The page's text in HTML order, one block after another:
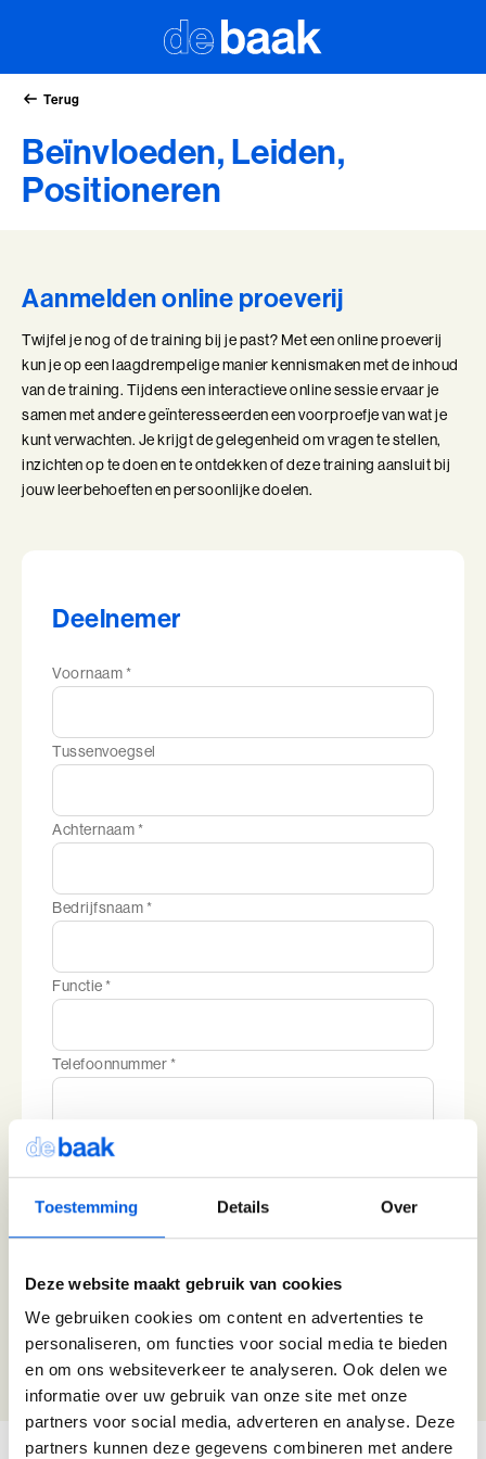
Toestemming Details Over
Deze website maakt gebruik van cookies
We gebruiken cookies om content en advertenties te
personaliseren, om functies voor social media te bieden
en om ons websiteverkeer te analyseren. Ook delen we
informatie over uw gebruik van onze site met onze
partners voor social media, adverteren en analyse. Deze
partners kunnen deze gegevens combineren met andere
Terug
Beïnvloeden, Leiden,
Positioneren
Aanmelden online proeverij
Twijfel je nog of de training bij je past? Met een online proeverij
kun je op een laagdrempelige manier kennismaken met de inhoud
van de training. Tijdens een interactieve online sessie ervaar je
samen met andere geïnteresseerden een voorproefje van wat je
kunt verwachten. Je krijgt de gelegenheid om vragen te stellen,
inzichten op te doen en te ontdekken of deze training aansluit bij
jouw leerbehoeften en persoonlijke doelen.
Deelnemer
Voornaam *
Tussenvoegsel
Achternaam *
Bedrijfsnaam *
Functie *
Telefoonnummer *
E-mailadres *
raden aan hier je privé-adres te gebruiken.
artikelen en nieuws van de Baak.
Bevestig aanmelding